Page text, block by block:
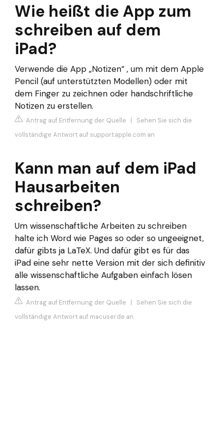
Wie heißt die App zum
schreiben auf dem
iPad?
Verwende die App „Notizen“ , um mit dem Apple
Pencil (auf unterstützten Modellen) oder mit
dem Finger zu zeichnen oder handschriftliche
Notizen zu erstellen.
Antrag auf Entfernung der Quelle | Sehen Sie sich die
vollständige Antwort auf support.apple.com an
Kann man auf dem iPad
Hausarbeiten
schreiben?
Um wissenschaftliche Arbeiten zu schreiben
halte ich Word wie Pages so oder so ungeeignet,
dafür gibts ja LaTeX. Und dafür gibt es für das
iPad eine sehr nette Version mit der sich definitiv
alle wissenschaftliche Aufgaben einfach lösen
lassen.
Antrag auf Entfernung der Quelle | Sehen Sie sich die
vollständige Antwort auf macuser.de an